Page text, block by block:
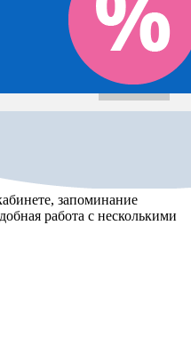
запоминание
работа с несколькими